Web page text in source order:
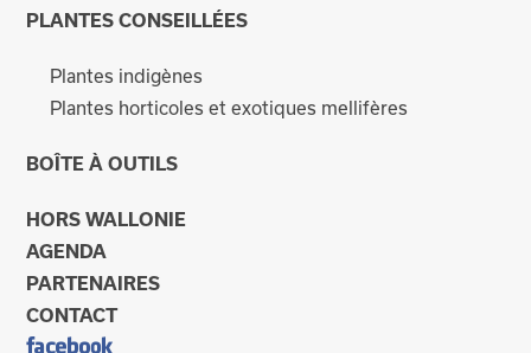
PLANTES CONSEILLÉES
Plantes indigènes
Plantes horticoles et exotiques mellifères
BOÎTE À OUTILS
HORS WALLONIE
AGENDA
PARTENAIRES
CONTACT